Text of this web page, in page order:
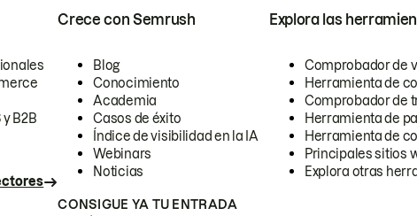
B2B
Crece con Semrush
Blog
Conocimiento
Academia
Casos de éxito
Índice de visibilidad en la IA
Webinars
Noticias
Explora las
Comprobador de
Herramienta de
Comprobador de
Herramienta de
Herramienta de
Principales sitios
Explora otras
CONSIGUE YA TU ENTRADA